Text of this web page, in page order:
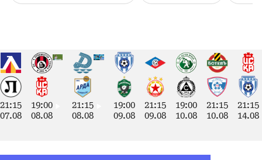
21:15
07.08
19:00
08.08
21:15
08.08
19:00
09.08
21:15
09.08
19:00
10.08
21:15
10.08
21:15
14.08